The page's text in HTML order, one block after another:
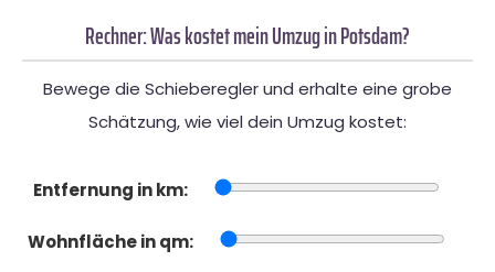
Rechner: Was kostet mein Umzug in Potsdam?
Bewege die Schieberegler und erhalte eine grobe
Schätzung, wie viel dein Umzug kostet:
Entfernung in km:
Wohnfläche in qm: